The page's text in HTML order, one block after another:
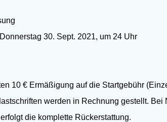
30. Sept. 2021, um 24 Uhr
auf die Startgebühr (Einzel &
werden in Rechnung gestellt.
die komplette Rückerstattung.